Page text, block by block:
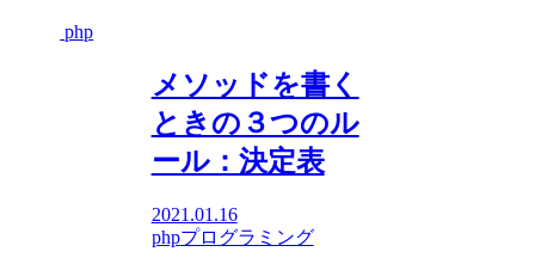
php
メソッドを書く
ときの３つのル
ール：決定表
2021.01.16
phpプログラミング